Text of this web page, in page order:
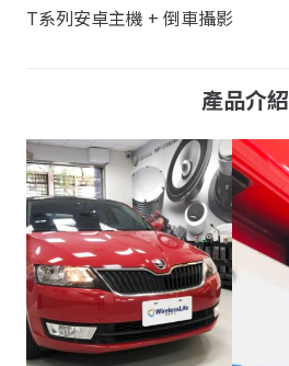
T系列安卓主機 + 倒車攝影
產品介紹